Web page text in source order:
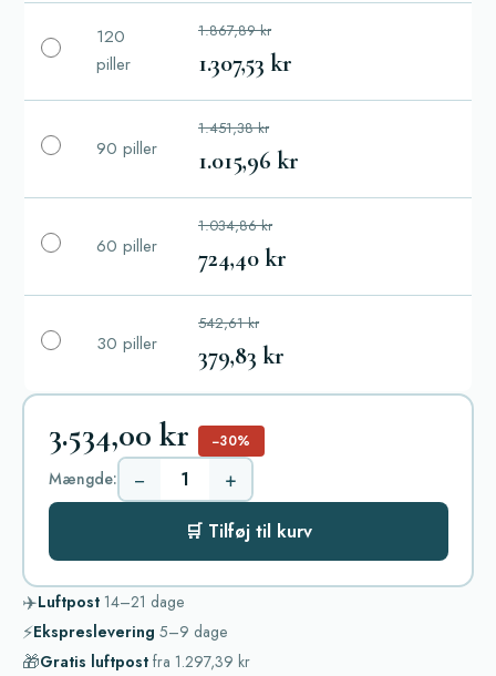
120
piller
1.867,89 kr
1.307,53 kr
90 piller
1.451,38 kr
1.015,96 kr
60 piller
1.034,86 kr
724,40 kr
30 piller
542,61 kr
379,83 kr
3.534,00 kr −30%
Mængde: − +
🛒 Tilføj til kurv
✈️Luftpost 14–21 dage
⚡Ekspreslevering 5–9 dage
🎁Gratis luftpost fra 1.297,39 kr